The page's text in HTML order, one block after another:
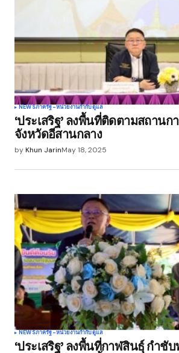
NEWSภาครัฐ-หน่วยงานกำกับดูแล
‘ประเสริฐ’ ลงพื้นที่ติดตามสถาน
จังหวัดอีสานกลาง
byKhun JarinMay 18, 2025
NEWSภาครัฐ-หน่วยงานกำกับดูแล
‘ประเสริฐ’ ลงพื้นที่กาฬสินธุ์ กำชั